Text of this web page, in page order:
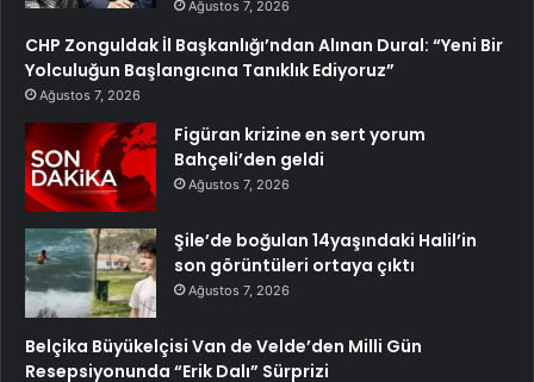
Ağustos 7, 2026
CHP Zonguldak İl Başkanlığı’ndan Alınan Dural: “Yeni Bir
Yolculuğun Başlangıcına Tanıklık Ediyoruz”
Ağustos 7, 2026
Figüran krizine en sert yorum
Bahçeli’den geldi
Ağustos 7, 2026
Şile’de boğulan 14yaşındaki Halil’in
son görüntüleri ortaya çıktı
Ağustos 7, 2026
Belçika Büyükelçisi Van de Velde’den Milli Gün
Resepsiyonunda “Erik Dalı” Sürprizi